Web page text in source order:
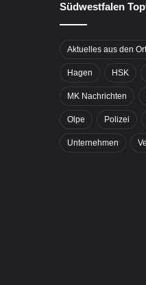
Südwestfalen
Aktuelles aus den
Hagen HSK
MK Nachrichten
Olpe Polizei
Unternehmen